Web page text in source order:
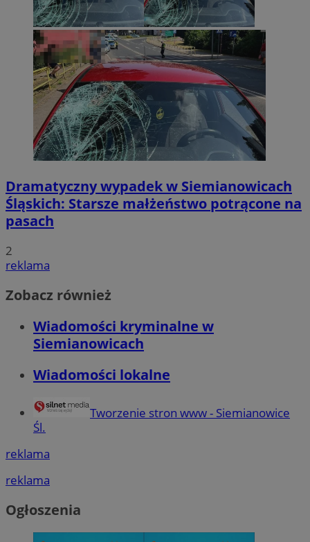
Dramatyczny wypadek w Siemianowicach
Śląskich: Starsze małżeństwo potrącone na
pasach
2
reklama
Zobacz również
Wiadomości kryminalne w
Siemianowicach
Wiadomości lokalne
Tworzenie stron www - Siemianowice
Śl.
reklama
reklama
Ogłoszenia